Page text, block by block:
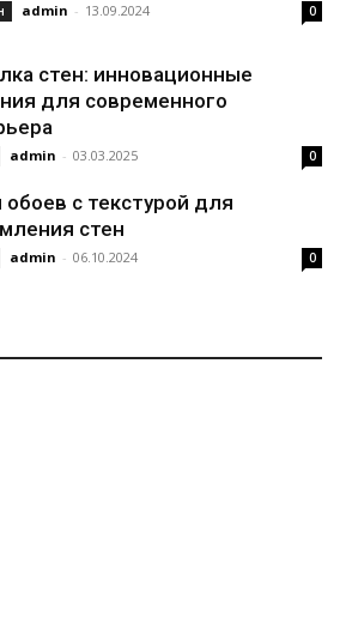
admin - 13.09.2024 0
стен: инновационные
для современного
admin - 03.03.2025 0
с текстурой для
стен
admin - 06.10.2024 0